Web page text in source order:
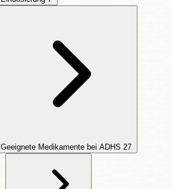
Geeignete Medikamente bei ADHS 27